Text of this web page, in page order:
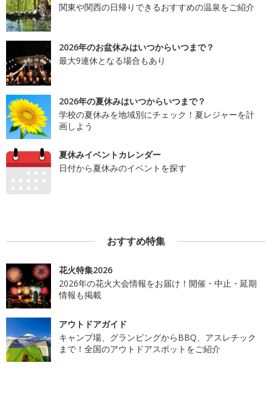
関東や関西の日帰りできるおすすめの温泉をご紹介
2026年のお盆休みはいつからいつまで？
最大9連休となる場合もあり
2026年の夏休みはいつからいつまで？
学校の夏休みを地域別にチェック！夏レジャーを計
画しよう
夏休みイベントカレンダー
日付から夏休みのイベントを探す
おすすめ特集
花火特集2026
2026年の花火大会情報をお届け！開催・中止・延期
情報も掲載
アウトドアガイド
キャンプ場、グランピングからBBQ、アスレチック
まで！全国のアウトドアスポットをご紹介